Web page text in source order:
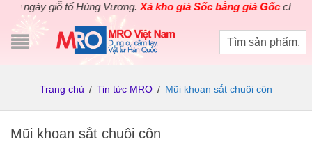
giỗ tổ Hùng Vương.Xả kho giá Sốc bằng giá Gốccho các sản
Trang chủ / Tin tức MRO / Mũi khoan sắt chuôi côn
Mũi khoan sắt chuôi côn